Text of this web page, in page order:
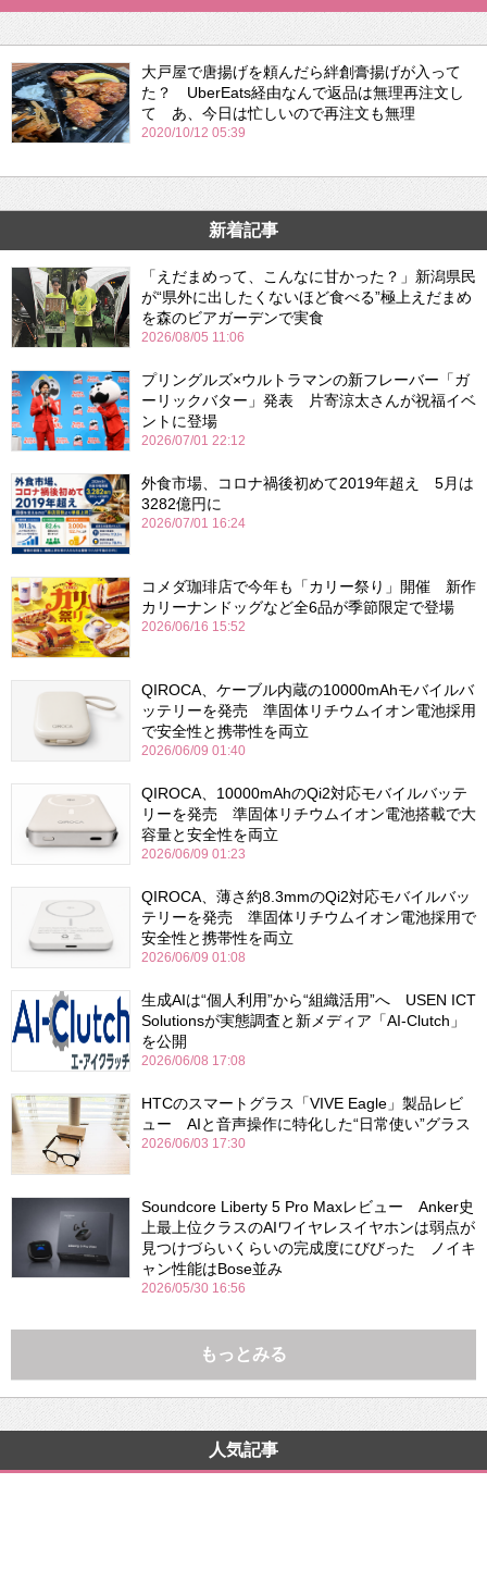
大戸屋で唐揚げを頼んだら絆創膏揚げが入って
た？ UberEats経由なんで返品は無理再注文し
て あ、今日は忙しいので再注文も無理
2020/10/12 05:39
新着記事
「えだまめって、こんなに甘かった？」新潟県民
が“県外に出したくないほど食べる”極上えだまめ
を森のビアガーデンで実食
2026/08/05 11:06
プリングルズ×ウルトラマンの新フレーバー「ガ
ーリックバター」発表 片寄涼太さんが祝福イベ
ントに登場
2026/07/01 22:12
外食市場、コロナ禍後初めて2019年超え 5月は
3282億円に
2026/07/01 16:24
コメダ珈琲店で今年も「カリー祭り」開催 新作
カリーナンドッグなど全6品が季節限定で登場
2026/06/16 15:52
QIROCA、ケーブル内蔵の10000mAhモバイルバ
ッテリーを発売 準固体リチウムイオン電池採用
で安全性と携帯性を両立
2026/06/09 01:40
QIROCA、10000mAhのQi2対応モバイルバッテ
リーを発売 準固体リチウムイオン電池搭載で大
容量と安全性を両立
2026/06/09 01:23
QIROCA、薄さ約8.3mmのQi2対応モバイルバッ
テリーを発売 準固体リチウムイオン電池採用で
安全性と携帯性を両立
2026/06/09 01:08
生成AIは“個人利用”から“組織活用”へ USEN ICT
Solutionsが実態調査と新メディア「AI-Clutch」
を公開
2026/06/08 17:08
HTCのスマートグラス「VIVE Eagle」製品レビ
ュー AIと音声操作に特化した“日常使い”グラス
2026/06/03 17:30
Soundcore Liberty 5 Pro Maxレビュー Anker史
上最上位クラスのAIワイヤレスイヤホンは弱点が
見つけづらいくらいの完成度にびびった ノイキ
ャン性能はBose並み
2026/05/30 16:56
もっとみる
人気記事